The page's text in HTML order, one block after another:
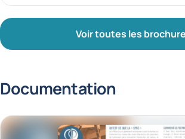
Voir toutes les
Documentation